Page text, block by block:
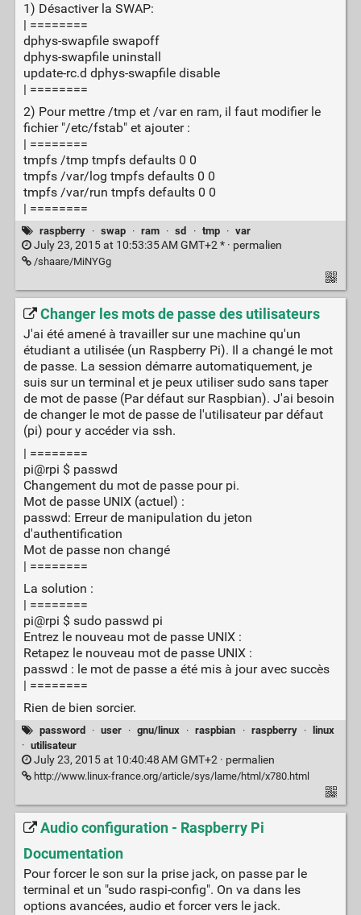
1) Désactiver la SWAP:
| ========
dphys-swapfile swapoff
dphys-swapfile uninstall
update-rc.d dphys-swapfile disable
| ========
2) Pour mettre /tmp et /var en ram, il faut modifier le
fichier "/etc/fstab" et ajouter :
| ========
tmpfs /tmp tmpfs defaults 0 0
tmpfs /var/log tmpfs defaults 0 0
tmpfs /var/run tmpfs defaults 0 0
| ========
raspberry · swap · ram · sd · tmp · var
July 23, 2015 at 10:53:35 AM GMT+2 * · permalien
/shaare/MiNYGg
Changer les mots de passe des utilisateurs
J'ai été amené à travailler sur une machine qu'un
étudiant a utilisée (un Raspberry Pi). Il a changé le mot
de passe. La session démarre automatiquement, je
suis sur un terminal et je peux utiliser sudo sans taper
de mot de passe (Par défaut sur Raspbian). J'ai besoin
de changer le mot de passe de l'utilisateur par défaut
(pi) pour y accéder via ssh.
| ========
pi@rpi $ passwd
Changement du mot de passe pour pi.
Mot de passe UNIX (actuel) :
passwd: Erreur de manipulation du jeton
d'authentification
Mot de passe non changé
| ========
La solution :
| ========
pi@rpi $ sudo passwd pi
Entrez le nouveau mot de passe UNIX :
Retapez le nouveau mot de passe UNIX :
passwd : le mot de passe a été mis à jour avec succès
| ========
Rien de bien sorcier.
password · user · gnu/linux · raspbian · raspberry ·
linux
· utilisateur
July 23, 2015 at 10:40:48 AM GMT+2 · permalien
http://www.linux-france.org/article/sys/lame/html/x780.html
Audio configuration - Raspberry Pi
Documentation
Pour forcer le son sur la prise jack, on passe par le
terminal et un "sudo raspi-config". On va dans les
options avancées, audio et forcer vers le jack.